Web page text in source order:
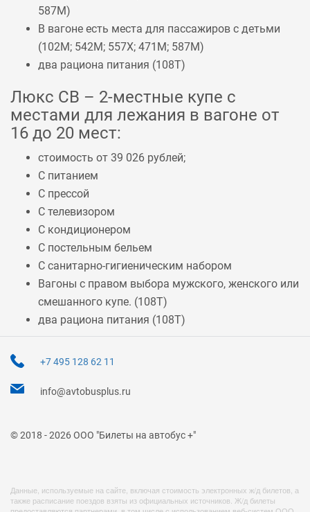
587М)
В вагоне есть места для пассажиров с детьми
(102М; 542М; 557Х; 471М; 587М)
два рациона питания (108Т)
Люкс СВ – 2-местные купе с
местами для лежания в вагоне от
16 до 20 мест:
стоимость от 39 026 рублей;
С питанием
С прессой
С телевизором
С кондиционером
С постельным бельем
С санитарно-гигиеническим набором
Вагоны с правом выбора мужского, женского или
смешанного купе. (108Т)
два рациона питания (108Т)
+7 495 128 62 11
info@avtobusplus.ru
© 2018 - 2026 ООО "Билеты на автобус +"
Данные, используемые на сайте, включая стоимость электронных ж/д билетов, а
также расписание поездов взяты из официальных источников. Ж/д билеты